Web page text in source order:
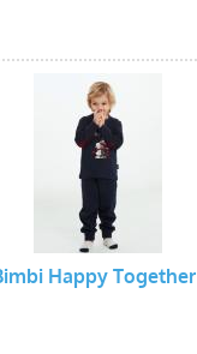
Happy Together